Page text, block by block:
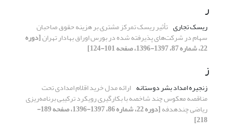
ر
ریسک تجاری تأثیر ریسک تمرکز مشتری بر هزینه حقوق صاحبان
سهام در شرکت‌های پذیرفته شده در بورس اوراق بهادار تهران[دوره
22، شماره 87، 1397-1396، صفحه 101-124]
ز
زنجیره امداد بشر دوستانه ارائه مدل خرید اقلام امدادی تحت
مناقصه معکوس چند شاخصه با بکارگیری رویکرد ترکیبی برنامه‌ریزی
ریاضی چندهدفه [دوره 22، شماره 86، 1397-1396، صفحه 189-
218]